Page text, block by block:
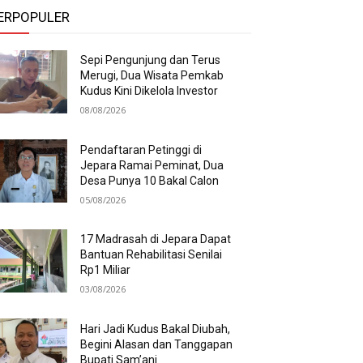
Sepi Pengunjung dan Terus
Merugi, Dua Wisata Pemkab
Kudus Kini Dikelola Investor
08/08/2026
Pendaftaran Petinggi di
Jepara Ramai Peminat, Dua
Desa Punya 10 Bakal Calon
05/08/2026
17 Madrasah di Jepara Dapat
Bantuan Rehabilitasi Senilai
Rp1 Miliar
03/08/2026
Hari Jadi Kudus Bakal Diubah,
Begini Alasan dan Tanggapan
Bupati Sam’ani